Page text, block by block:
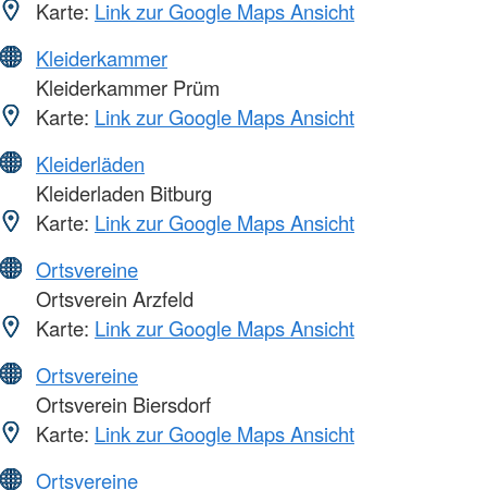
Karte: Link zur Google Maps Ansicht
Kleiderkammer
Kleiderkammer Prüm
Karte: Link zur Google Maps Ansicht
Kleiderläden
Kleiderladen Bitburg
Karte: Link zur Google Maps Ansicht
Ortsvereine
Ortsverein Arzfeld
Karte: Link zur Google Maps Ansicht
Ortsvereine
Ortsverein Biersdorf
Karte: Link zur Google Maps Ansicht
Ortsvereine